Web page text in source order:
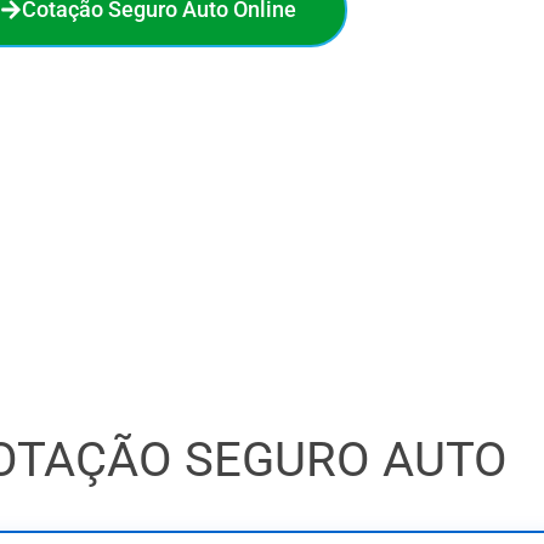
Cotação Seguro Auto Online
SEGURO AUTO